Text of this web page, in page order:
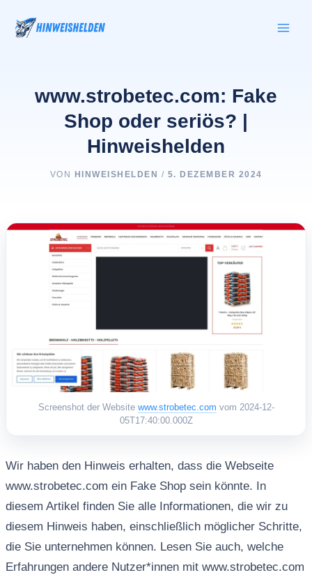
Inhalt
springen
www.strobetec.com: Fake
Shop oder seriös? |
Hinweishelden
VON HINWEISHELDEN / 5. DEZEMBER 2024
Screenshot der Website www.strobetec.com vom 2024-12-
05T17:40:00.000Z
Wir haben den Hinweis erhalten, dass die Webseite
www.strobetec.com ein Fake Shop sein könnte. In
diesem Artikel finden Sie alle Informationen, die wir zu
diesem Hinweis haben, einschließlich möglicher Schritte,
die Sie unternehmen können. Lesen Sie auch, welche
Erfahrungen andere Nutzer*innen mit www.strobetec.com